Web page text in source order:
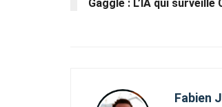
Gaggle : L’IA qui surveille
Fabien